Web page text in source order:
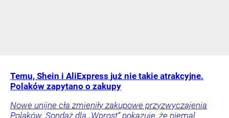
Temu, Shein i AliExpress już nie takie atrakcyjne.
Polaków zapytano o zakupy
Nowe unijne cła zmieniły zakupowe przyzwyczajenia
Polaków. Sondaż dla „Wprost” pokazuje, że niemal